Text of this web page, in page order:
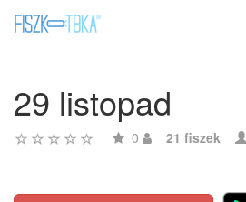
29 listopad
0 21 fiszek